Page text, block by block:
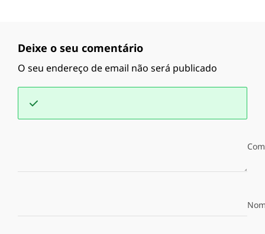
Deixe o seu comentário
O seu endereço de email não será publicado